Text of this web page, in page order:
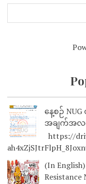
နေ့စဉ်
အချက်အလက်
https://
(In
Resistance